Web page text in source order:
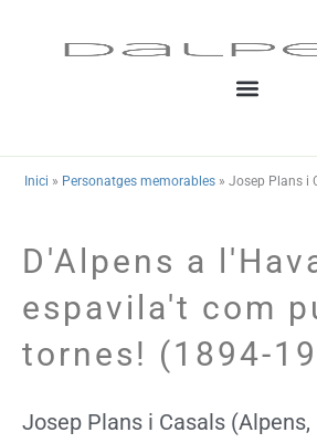
Inici » Personatges memorables » Josep Plans i
D'Alpens a
espavila't com
tornes! (1894-
Josep Plans i Casals (Alpens,